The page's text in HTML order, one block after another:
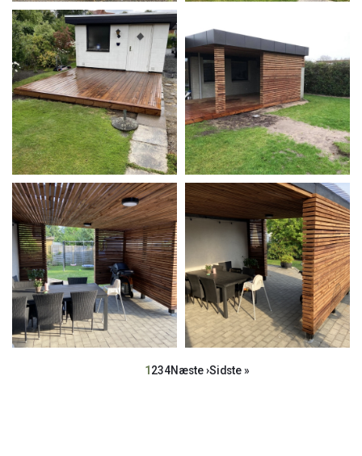
Side
1 Side
2Side
3Side
4Næste
Næste ›Sidste
Sidste »